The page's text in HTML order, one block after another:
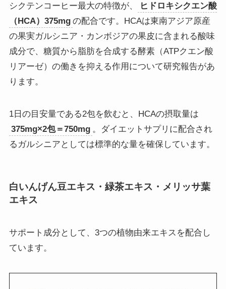
シクテンコーヒー最大の特徴が、
ヒドロキシクエン酸
（HCA）375mg の配合です。HCAは東南アジア原産
の果実ガルシニア・カンボジアの果皮に含まれる酸味
成分で、糖質から脂肪を合成する酵素（ATPクエン酸
リアーゼ）の働きを抑える作用について研究報告があ
ります。
1日の目安量である2包を飲むと、HCAの摂取量は
375mg×2包＝750mg 。ダイエットサプリに配合され
るガルシニアとしては標準的な量を確保しています。
白いんげん豆エキス・緑茶エキス・メリッサ葉
エキス
サポート成分として、3つの植物由来エキスを配合し
ています。